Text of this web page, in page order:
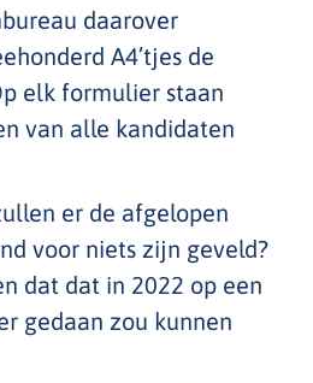
daarover
A4’tjes de
elk formulier staan
van alle kandidaten
er de afgelopen
voor niets zijn geveld?
dat dat in 2022 op een
gedaan zou kunnen